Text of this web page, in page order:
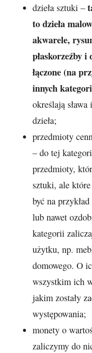
dzieła sztuki –
to dzieła
akwarele,
płaskorzeźby
łączone (na
innych
określają
dzieła;
przedmioty
– do tej
przedmioty,
sztuki, ale
być na
lub nawet
kategorii
użytku, np.
domowego. O
wszystkim ich
jakim zostały
występowania;
monety o
zaliczymy do